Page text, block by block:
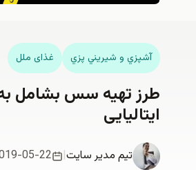
آشپزي و شيريني پزي غذای ملل
طرز تهیه سس بشامل
ایتالیایی
تیم مدیر سایت|
05-22